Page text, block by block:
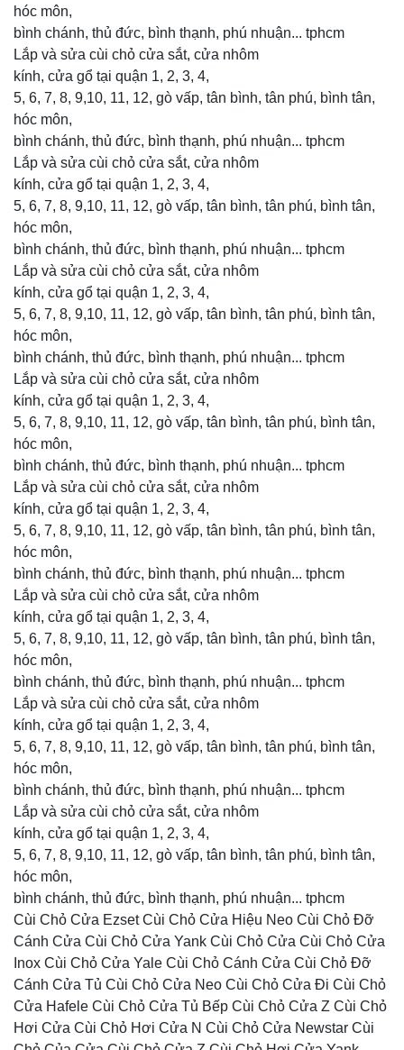
hóc môn,
bình chánh, thủ đức, bình thạnh, phú nhuận... tphcm
Lắp và sửa cùi chỏ cửa sắt, cửa nhôm
kính, cửa gổ tại quận 1, 2, 3, 4,
5, 6, 7, 8, 9,10, 11, 12, gò vấp, tân bình, tân phú, bình tân,
hóc môn,
bình chánh, thủ đức, bình thạnh, phú nhuận... tphcm
Lắp và sửa cùi chỏ cửa sắt, cửa nhôm
kính, cửa gổ tại quận 1, 2, 3, 4,
5, 6, 7, 8, 9,10, 11, 12, gò vấp, tân bình, tân phú, bình tân,
hóc môn,
bình chánh, thủ đức, bình thạnh, phú nhuận... tphcm
Lắp và sửa cùi chỏ cửa sắt, cửa nhôm
kính, cửa gổ tại quận 1, 2, 3, 4,
5, 6, 7, 8, 9,10, 11, 12, gò vấp, tân bình, tân phú, bình tân,
hóc môn,
bình chánh, thủ đức, bình thạnh, phú nhuận... tphcm
Lắp và sửa cùi chỏ cửa sắt, cửa nhôm
kính, cửa gổ tại quận 1, 2, 3, 4,
5, 6, 7, 8, 9,10, 11, 12, gò vấp, tân bình, tân phú, bình tân,
hóc môn,
bình chánh, thủ đức, bình thạnh, phú nhuận... tphcm
Lắp và sửa cùi chỏ cửa sắt, cửa nhôm
kính, cửa gổ tại quận 1, 2, 3, 4,
5, 6, 7, 8, 9,10, 11, 12, gò vấp, tân bình, tân phú, bình tân,
hóc môn,
bình chánh, thủ đức, bình thạnh, phú nhuận... tphcm
Lắp và sửa cùi chỏ cửa sắt, cửa nhôm
kính, cửa gổ tại quận 1, 2, 3, 4,
5, 6, 7, 8, 9,10, 11, 12, gò vấp, tân bình, tân phú, bình tân,
hóc môn,
bình chánh, thủ đức, bình thạnh, phú nhuận... tphcm
Lắp và sửa cùi chỏ cửa sắt, cửa nhôm
kính, cửa gổ tại quận 1, 2, 3, 4,
5, 6, 7, 8, 9,10, 11, 12, gò vấp, tân bình, tân phú, bình tân,
hóc môn,
bình chánh, thủ đức, bình thạnh, phú nhuận... tphcm
Lắp và sửa cùi chỏ cửa sắt, cửa nhôm
kính, cửa gổ tại quận 1, 2, 3, 4,
5, 6, 7, 8, 9,10, 11, 12, gò vấp, tân bình, tân phú, bình tân,
hóc môn,
bình chánh, thủ đức, bình thạnh, phú nhuận... tphcm
Cùi Chỏ Cửa Ezset Cùi Chỏ Cửa Hiệu Neo Cùi Chỏ Đỡ
Cánh Cửa Cùi Chỏ Cửa Yank Cùi Chỏ Cửa Cùi Chỏ Cửa
Inox Cùi Chỏ Cửa Yale Cùi Chỏ Cánh Cửa Cùi Chỏ Đỡ
Cánh Cửa Tủ Cùi Chỏ Cửa Neo Cùi Chỏ Cửa Đi Cùi Chỏ
Cửa Hafele Cùi Chỏ Cửa Tủ Bếp Cùi Chỏ Cửa Z Cùi Chỏ
Hơi Cửa Cùi Chỏ Hơi Cửa N Cùi Chỏ Cửa Newstar Cùi